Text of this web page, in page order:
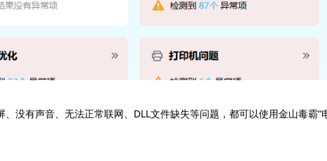
、没有声音、无法正常联网、DLL文件缺失等问题，都可以使用金山毒霸“